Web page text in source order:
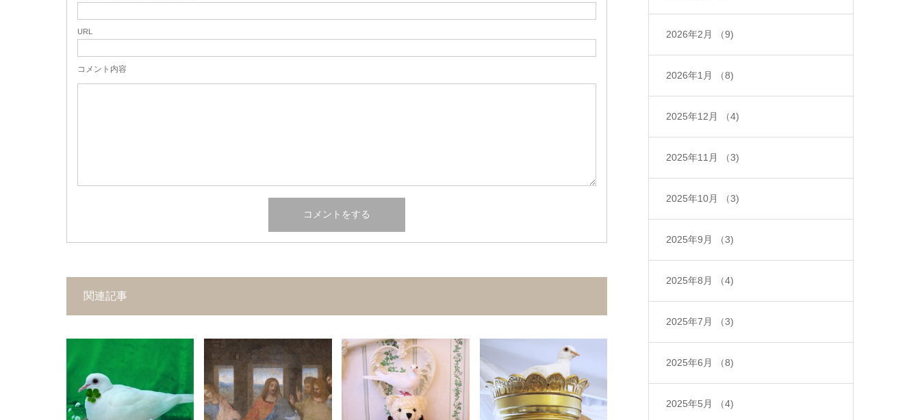
URL
コメント内容
関連記事
2026年2月 （9)
2026年1月 （8)
2025年12月 （4)
2025年11月 （3)
2025年10月 （3)
2025年9月 （3)
2025年8月 （4)
2025年7月 （3)
2025年6月 （8)
2025年5月 （4)